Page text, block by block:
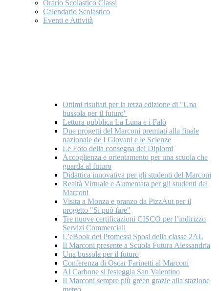
Orario Scolastico Classi
Calendario Scolastico
Eventi e Attività
Ottimi risultati per la terza edizione di "Una
bussola per il futuro"
Lettura pubblica La Luna e i Falò
Due progetti del Marconi premiati alla finale
nazionale de I Giovani e le Scienze
Le Foto della consegna dei Diplomi
Accoglienza e orientamento per una scuola che
guarda al futuro
Didattica innovativa per gli studenti del Marconi
Realtà Virtuale e Aumentata per gli studenti del
Marconi
Visita a Monza e pranzo da PizzAut per il
progetto "Si può fare"
Tre nuove certificazioni CISCO per l’indirizzo
Servizi Commerciali
L’eBook dei Promessi Sposi della classe 2AL
Il Marconi presente a Scuola Futura Alessandria
Una bussola per il futuro
Conferenza di Oscar Farinetti al Marconi
Al Carbone si festeggia San Valentino
Il Marconi sempre più green grazie alla stazione